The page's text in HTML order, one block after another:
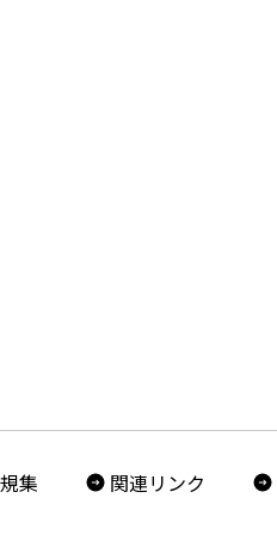
集 関連リンク